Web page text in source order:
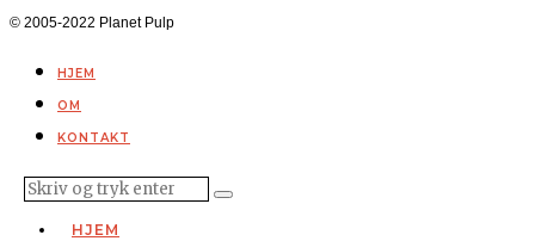
© 2005-2022 Planet Pulp
HJEM
OM
KONTAKT
HJEM